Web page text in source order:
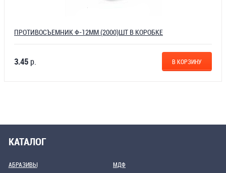
ПРОТИВОСЪЕМНИК Ф-12ММ (2000)ШТ В КОРОБКЕ
3.45 р. В КОРЗИНУ
КАТАЛОГ
АБРАЗИВЫ
МДФ